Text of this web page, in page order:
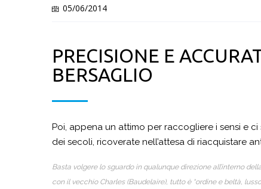
05/06/2014
PRECISIONE E
BERSAGLIO
Poi, appena un attimo per raccogliere i sensi e
dei secoli, ricoverate nell’attesa di riacquistare
Basta volgere lo sguardo in qualunque direzione all’interno
con il vecchio Charles (Baudelaire), tutto è “ordine e beltà,